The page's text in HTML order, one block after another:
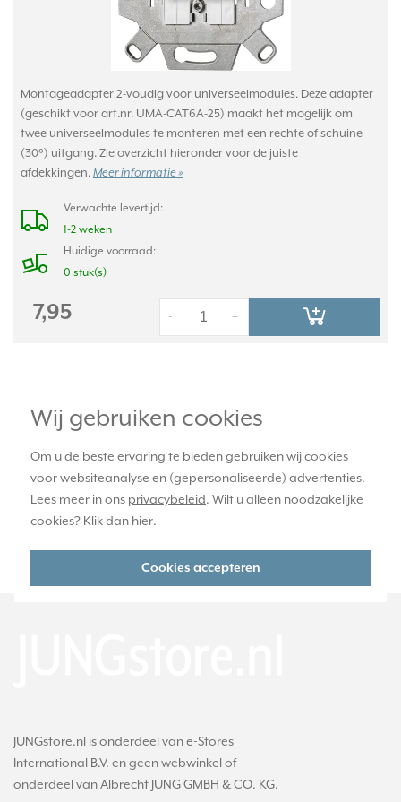
Wij gebruiken cookies
Om u de beste ervaring te bieden gebruiken wij cookies
voor websiteanalyse en (gepersonaliseerde) advertenties.
Lees meer in ons privacybeleid. Wilt u alleen noodzakelijke
cookies? Klik dan hier.
Cookies accepteren
Montageadapter 2-voudig voor universeelmodules. Deze adapter
(geschikt voor art.nr. UMA-CAT6A-25) maakt het mogelijk om
twee universeelmodules te monteren met een rechte of schuine
(30°) uitgang. Zie overzicht hieronder voor de juiste
afdekkingen. Meer informatie »
Verwachte levertijd:
1-2 weken
Huidige voorraad:
0 stuk(s)
7,95 +
-
365 dagen retourrecht
veilig kopen met kopersbescherming
voor 21u besteld, morgen in huis*
JUNGstore.nl is onderdeel van e-Stores
International B.V. en geen webwinkel of
onderdeel van Albrecht JUNG GMBH & CO. KG.